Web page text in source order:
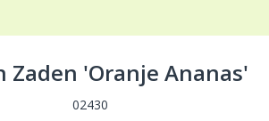
Zaden 'Oranje Ananas'
02430